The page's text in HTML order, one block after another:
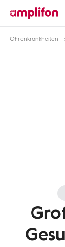
Ohrenkrankheiten